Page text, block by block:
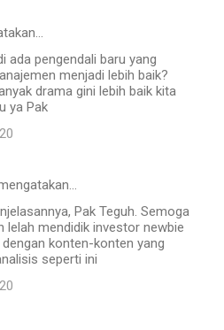
ada pengendali baru yang
menjadi lebih baik?
drama gini lebih baik kita
ya Pak
Pak Teguh. Semoga
lelah mendidik investor newbie
konten-konten yang
seperti ini